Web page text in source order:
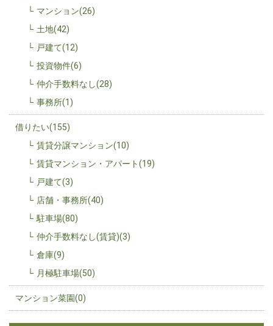
マンション(26)
土地(42)
戸建て(12)
投資物件(6)
仲介手数料なし(28)
事務所(1)
借りたい(155)
賃貸分譲マンション(10)
賃貸マンション・アパート(19)
戸建て(3)
店舗・事務所(40)
駐車場(80)
仲介手数料なし(賃貸)(3)
倉庫(9)
月極駐車場(50)
マンション菜園(0)